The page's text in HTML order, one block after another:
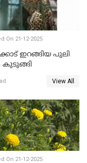
On 21-12-2025
ഇറങ്ങിയ പുലി
കുടുങ്ങി
View All
On 21-12-2025